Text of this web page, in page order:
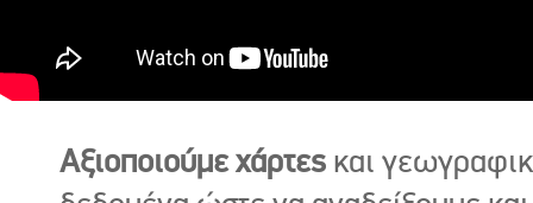
Αξιοποιούμε χάρτες και